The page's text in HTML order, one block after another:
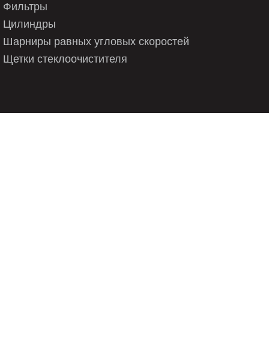
Фильтры
Цилиндры
Шарниры равных угловых скоростей
Щетки стеклоочистителя